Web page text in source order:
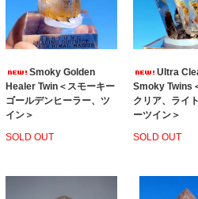
Smoky Golden
Healer Twin＜スモーキー
ゴールデンヒーラー、ツ
イン＞
SOLD OUT
Ultra
Smoky Twins
クリア、ライ
ーツイン＞
SOLD OUT